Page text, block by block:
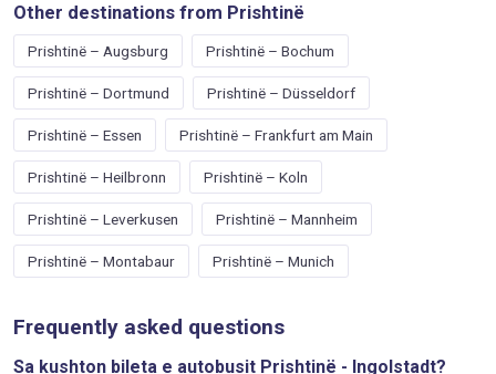
Other destinations from Prishtinë
Prishtinë – Augsburg Prishtinë – Bochum
Prishtinë – Dortmund Prishtinë – Düsseldorf
Prishtinë – Essen Prishtinë – Frankfurt am Main
Prishtinë – Heilbronn Prishtinë – Koln
Prishtinë – Leverkusen Prishtinë – Mannheim
Prishtinë – Montabaur Prishtinë – Munich
Frequently asked questions
Sa kushton bileta e autobusit Prishtinë - Ingolstadt?